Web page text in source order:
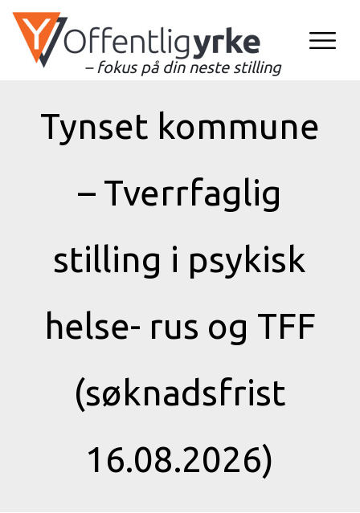
– fokus på din neste stilling
Tynset kommune
– Tverrfaglig
stilling i psykisk
helse- rus og TFF
(søknadsfrist
16.08.2026)